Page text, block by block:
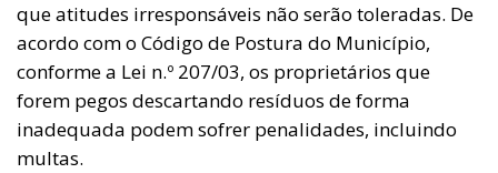
que atitudes irresponsáveis não serão toleradas. De
acordo com o Código de Postura do Município,
conforme a Lei n.º 207/03, os proprietários que
forem pegos descartando resíduos de forma
inadequada podem sofrer penalidades, incluindo
multas.